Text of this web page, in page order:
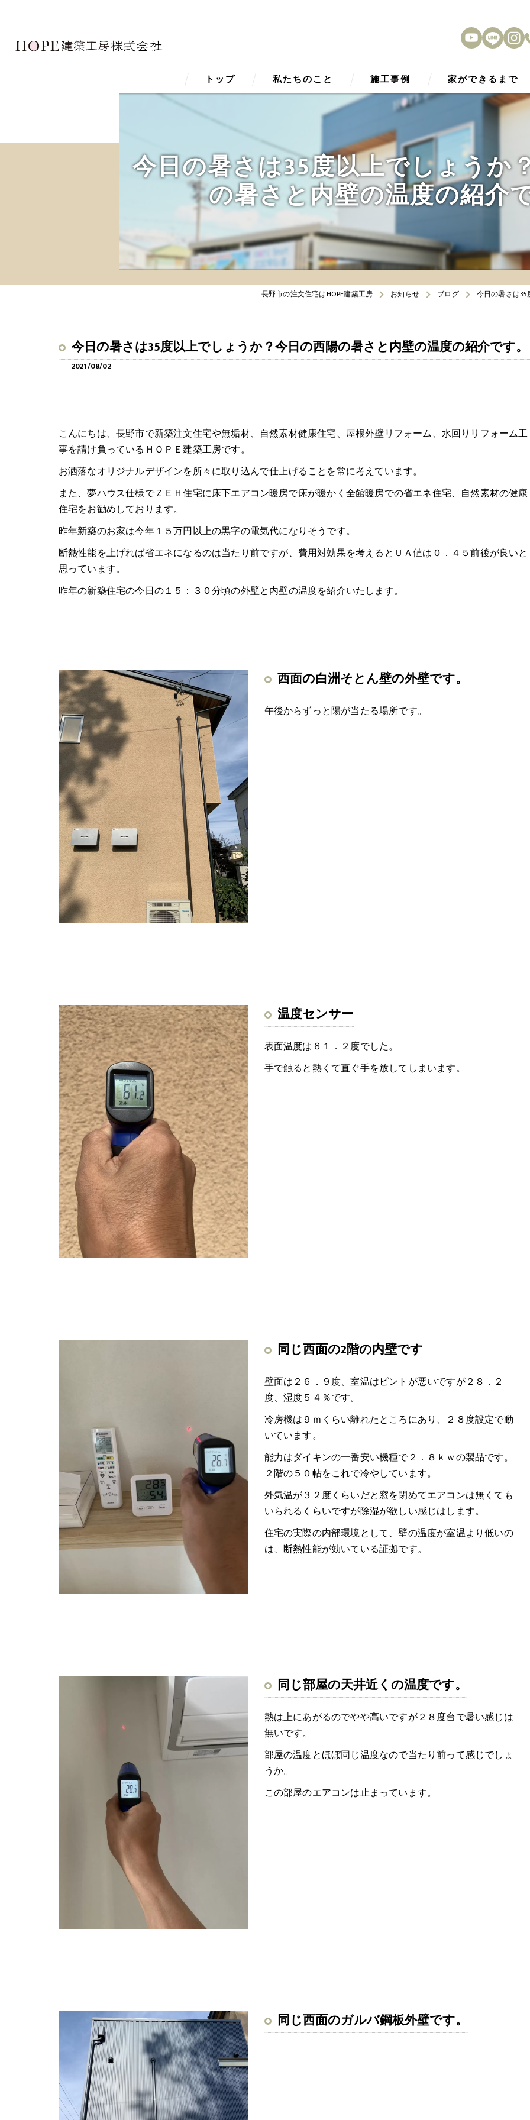
トップ 私たちのこと
HOPE Smart2030
性能
外観デザイン
内観デザイン
施工事例 家ができるまで
アフターサービス
今日の暑さは35度以上でしょうか
の暑さと内壁の温度の紹介
長野市の注文住宅はHOPE建築工房 お知らせ ブログ 今日の暑さは
今日の暑さは35度以上でしょうか？今日の西陽の暑さと内壁の温度の紹介です。
2021/08/02
こんにちは、長野市で新築注文住宅や無垢材、自然素材健康住宅、屋根外壁リフォーム、水回りリフォーム工
事を請け負っているＨＯＰＥ建築工房です。
お洒落なオリジナルデザインを所々に取り込んで仕上げることを常に考えています。
また、夢ハウス仕様でＺＥＨ住宅に床下エアコン暖房で床が暖かく全館暖房での省エネ住宅、自然素材の健康
住宅をお勧めしております。
昨年新築のお家は今年１５万円以上の黒字の電気代になりそうです。
断熱性能を上げれば省エネになるのは当たり前ですが、費用対効果を考えるとＵＡ値は０．４５前後が良いと
思っています。
昨年の新築住宅の今日の１５：３０分頃の外壁と内壁の温度を紹介いたします。
西面の白洲そとん壁の外壁です。
午後からずっと陽が当たる場所です。
温度センサー
表面温度は６１．２度でした。
手で触ると熱くて直ぐ手を放してしまいます。
同じ西面の2階の内壁です
壁面は２６．９度、室温はピントが悪いですが２８．２
度、湿度５４％です。
冷房機は９ｍくらい離れたところにあり、２８度設定で動
いています。
能力はダイキンの一番安い機種で２．８ｋｗの製品です。
２階の５０帖をこれで冷やしています。
外気温が３２度くらいだと窓を閉めてエアコンは無くても
いられるくらいですが除湿が欲しい感じはします。
住宅の実際の内部環境として、壁の温度が室温より低いの
は、断熱性能が効いている証拠です。
同じ部屋の天井近くの温度です。
熱は上にあがるのでやや高いですが２８度台で暑い感じは
無いです。
部屋の温度とほぼ同じ温度なので当たり前って感じでしょ
うか。
この部屋のエアコンは止まっています。
同じ西面のガルバ鋼板外壁です。